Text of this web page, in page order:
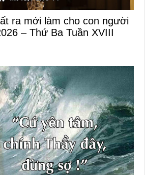
ra mới làm cho con người
– Thứ Ba Tuần XVIII